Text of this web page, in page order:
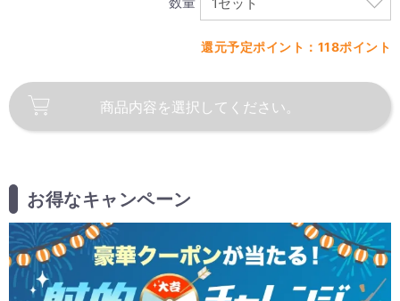
還元予定ポイント：118ポイント
商品内容を 選択してください。
お得なキャンペーン